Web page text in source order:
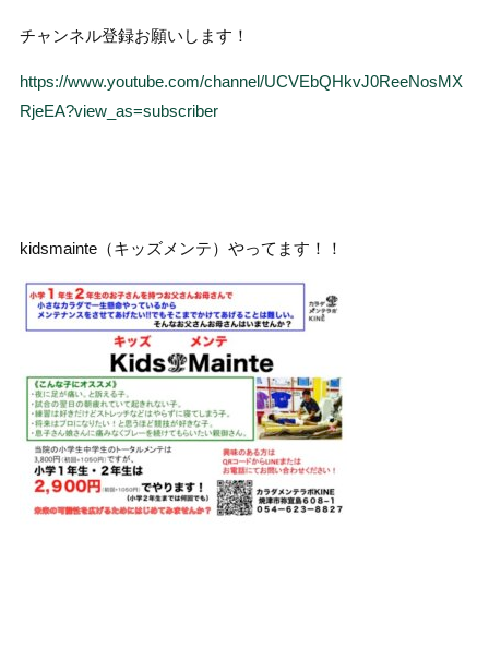
チャンネル登録お願いします！
https://www.youtube.com/channel/UCVEbQHkvJ0ReeNosMX
RjeEA?view_as=subscriber
kidsmainte（キッズメンテ）やってます！！